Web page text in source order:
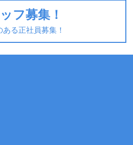
フ募集！
ある正社員募集！